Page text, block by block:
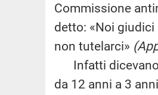
Commissione
detto: «Noi giudici
non tutelarci»
Infatti dicevano
da 12 anni a 3